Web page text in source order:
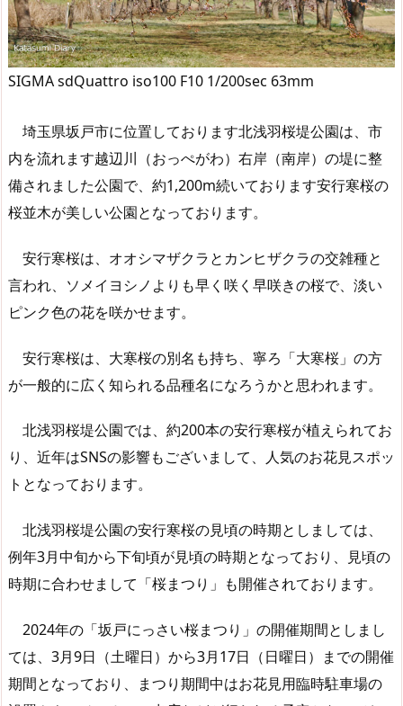
SIGMA sdQuattro iso100 F10 1/200sec 63mm
埼玉県坂戸市に位置しております北浅羽桜堤公園は、市
内を流れます越辺川（おっぺがわ）右岸（南岸）の堤に整
備されました公園で、約1,200m続いております安行寒桜の
桜並木が美しい公園となっております。
安行寒桜は、オオシマザクラとカンヒザクラの交雑種と
言われ、ソメイヨシノよりも早く咲く早咲きの桜で、淡い
ピンク色の花を咲かせます。
安行寒桜は、大寒桜の別名も持ち、寧ろ「大寒桜」の方
が一般的に広く知られる品種名になろうかと思われます。
北浅羽桜堤公園では、約200本の安行寒桜が植えられてお
り、近年はSNSの影響もございまして、人気のお花見スポッ
トとなっております。
北浅羽桜堤公園の安行寒桜の見頃の時期としましては、
例年3月中旬から下旬頃が見頃の時期となっており、見頃の
時期に合わせまして「桜まつり」も開催されております。
2024年の「坂戸にっさい桜まつり」の開催期間としまし
ては、3月9日（土曜日）から3月17日（日曜日）までの開催
期間となっており、まつり期間中はお花見用臨時駐車場の